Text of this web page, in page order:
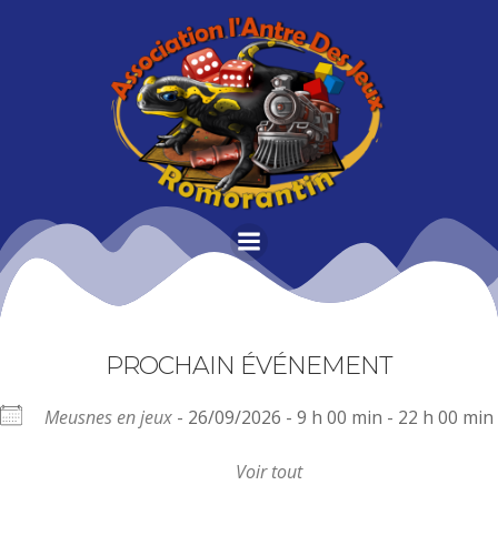
Aller
au
contenu
PROCHAIN ÉVÉNEMENT
Meusnes en jeux- 26/09/2026 - 9 h 00 min - 22 h 00 min
Voir tout